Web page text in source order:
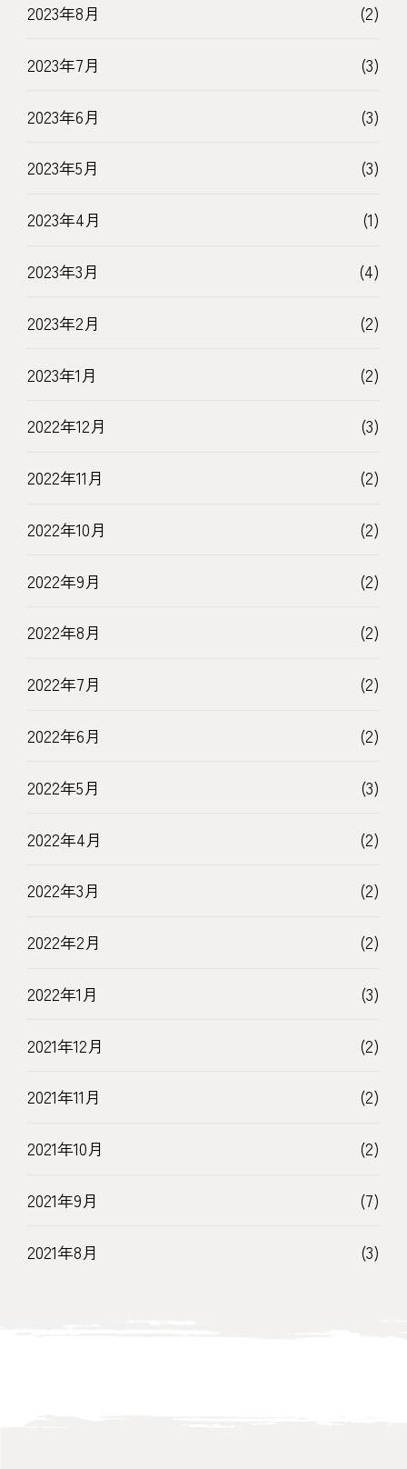
2023年8月 (2)
2023年7月 (3)
2023年6月 (3)
2023年5月 (3)
2023年4月 (1)
2023年3月 (4)
2023年2月 (2)
2023年1月 (2)
2022年12月 (3)
2022年11月 (2)
2022年10月 (2)
2022年9月 (2)
2022年8月 (2)
2022年7月 (2)
2022年6月 (2)
2022年5月 (3)
2022年4月 (2)
2022年3月 (2)
2022年2月 (2)
2022年1月 (3)
2021年12月 (2)
2021年11月 (2)
2021年10月 (2)
2021年9月 (7)
2021年8月 (3)